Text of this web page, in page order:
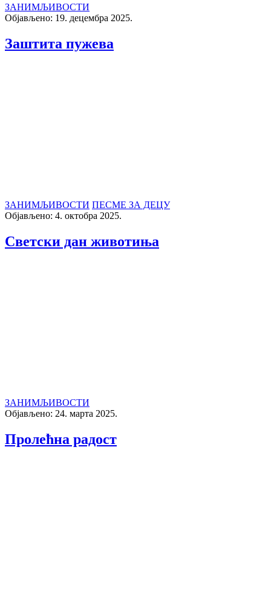
ЗАНИМЉИВОСТИ
Објављено: 19. децембра 2025.
Заштита пужева
ЗАНИМЉИВОСТИ ПЕСМЕ ЗА ДЕЦУ
Објављено: 4. октобра 2025.
Светски дан животиња
ЗАНИМЉИВОСТИ
Објављено: 24. марта 2025.
Пролећна радост